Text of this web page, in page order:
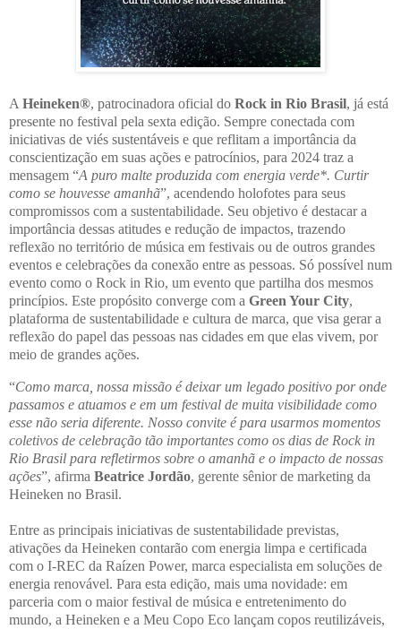
A Heineken®, patrocinadora oficial do Rock in Rio Brasil, já está
presente no festival pela sexta edição. Sempre conectada com
iniciativas de viés sustentáveis e que reflitam a importância da
conscientização em suas ações e patrocínios, para 2024 traz a
mensagem “A puro malte produzida com energia verde*. Curtir
como se houvesse amanhã”, acendendo holofotes para seus
compromissos com a sustentabilidade. Seu objetivo é destacar a
importância dessas atitudes e redução de impactos, trazendo
reflexão no território de música em festivais ou de outros grandes
eventos e celebrações da conexão entre as pessoas. Só possível num
evento como o Rock in Rio, um evento que partilha dos mesmos
princípios. Este propósito converge com a Green Your City,
plataforma de sustentabilidade e cultura de marca, que visa gerar a
reflexão do papel das pessoas nas cidades em que elas vivem, por
meio de grandes ações.
“Como marca, nossa missão é deixar um legado positivo por onde
passamos e atuamos e em um festival de muita visibilidade como
esse não seria diferente. Nosso convite é para usarmos momentos
coletivos de celebração tão importantes como os dias de Rock in
Rio Brasil para refletirmos sobre o amanhã e o impacto de nossas
ações”, afirma Beatrice Jordão, gerente sênior de marketing da
Heineken no Brasil.
Entre as principais iniciativas de sustentabilidade previstas,
ativações da Heineken contarão com energia limpa e certificada
com o I-REC da Raízen Power, marca especialista em soluções de
energia renovável. Para esta edição, mais uma novidade: em
parceria com o maior festival de música e entretenimento do
mundo, a Heineken e a Meu Copo Eco lançam copos reutilizáveis,